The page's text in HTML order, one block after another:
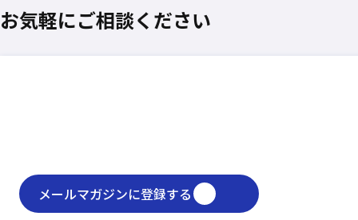
お気軽にご相談ください
メールマガジンに登録する